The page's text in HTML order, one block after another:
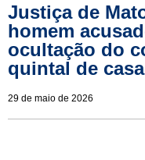
Justiça de
homem
ocultação do
quintal de casa
29 de maio de 2026